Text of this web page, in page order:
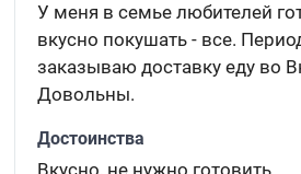
У меня в семье любителей
вкусно покушать - все.
заказываю доставку еду во
Довольны.
Достоинства
Вкусно, не нужно готовить